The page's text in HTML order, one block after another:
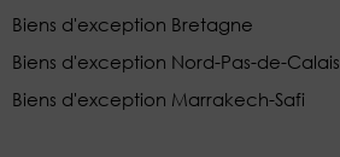
Biens d'exception Bretagne
Biens d'exception Nord-Pas-de-Calais
Biens d'exception Marrakech-Safi